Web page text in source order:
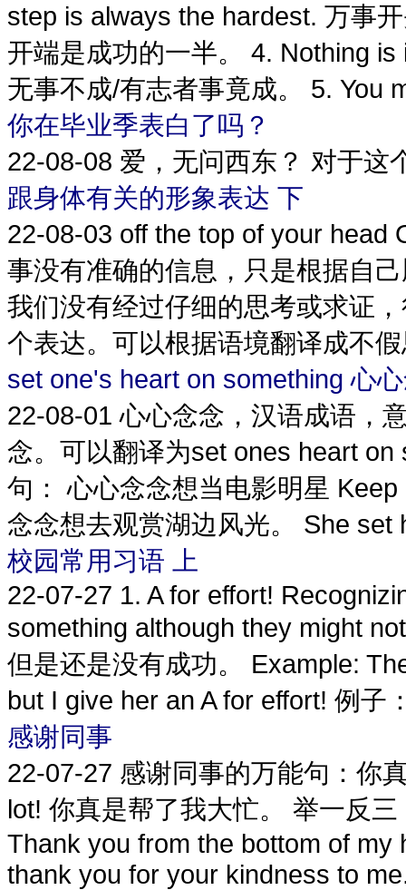
step is always the hardest. 万事
开端是成功的一半。 4. Nothing
无事不成/有志者事竟成。 5. You
你在毕业季表白了吗？
22-08-08 爱，无问西东？ 对于这
跟身体有关的形象表达 下
22-08-03 off the top of your head
事没有准确的信息，只是根据自
我们没有经过仔细的思考或求证
个表达。可以根据语境翻译成不
set one's heart on something 心
22-08-01心心念念，汉语成语，
念。可以翻译为set ones heart
句： 心心念念想当电影明星
念念想去观赏湖边风光。 She set
校园常用习语 上
22-07-27 1. A for effort!
something although they might
但是还是没有成功。 Example:
but I give her an A for effort! 例子
感谢同事
22-07-27 感谢同事的万能句：你
lot! 你真是帮了我大忙。 举一反
Thank you from the bottom of
thank you for your kindness to